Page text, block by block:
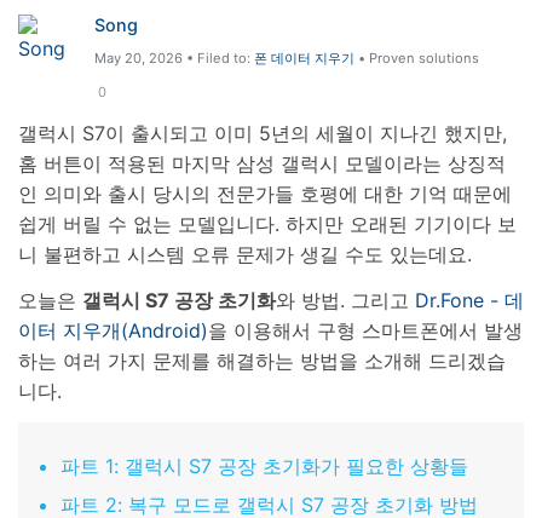
Song
May 20, 2026 • Filed to: 폰 데이터 지우기 • Proven solutions
0
갤럭시 S7이 출시되고 이미 5년의 세월이 지나긴 했지만,
홈 버튼이 적용된 마지막 삼성 갤럭시 모델이라는 상징적
인 의미와 출시 당시의 전문가들 호평에 대한 기억 때문에
쉽게 버릴 수 없는 모델입니다. 하지만 오래된 기기이다 보
니 불편하고 시스템 오류 문제가 생길 수도 있는데요.
오늘은 갤럭시 S7 공장 초기화와 방법. 그리고 Dr.Fone - 데
이터 지우개(Android)을 이용해서 구형 스마트폰에서 발생
하는 여러 가지 문제를 해결하는 방법을 소개해 드리겠습
니다.
파트 1: 갤럭시 S7 공장 초기화가 필요한 상황들
파트 2: 복구 모드로 갤럭시 S7 공장 초기화 방법